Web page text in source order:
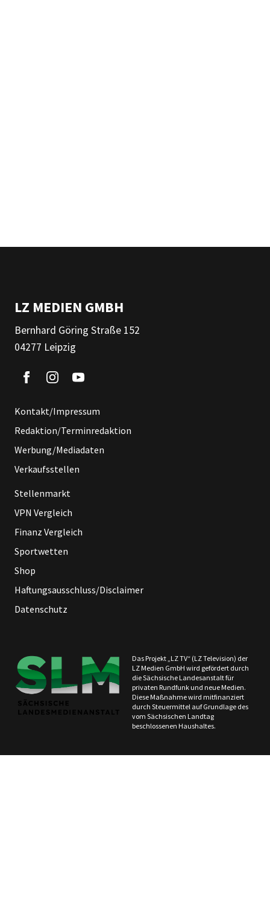
LZ MEDIEN GMBH
Bernhard Göring Straße 152
04277 Leipzig
Kontakt/Impressum
Redaktion/Terminredaktion
Werbung/Mediadaten
Verkaufsstellen
Stellenmarkt
VPN Vergleich
Finanz Vergleich
Sportwetten
Shop
Haftungsausschluss/Disclaimer
Datenschutz
Das Projekt „LZ TV“ (LZ Television) der
LZ Medien GmbH wird gefördert durch
die Sächsische Landesanstalt für
privaten Rundfunk und neue Medien.
Diese Maßnahme wird mitfinanziert
durch Steuermittel auf Grundlage des
vom Sächsischen Landtag
beschlossenen Haushaltes.